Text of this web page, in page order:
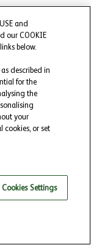
and
our COOKIE
below.
described in
for the
the
your
cookies, or set
Cookies Settings